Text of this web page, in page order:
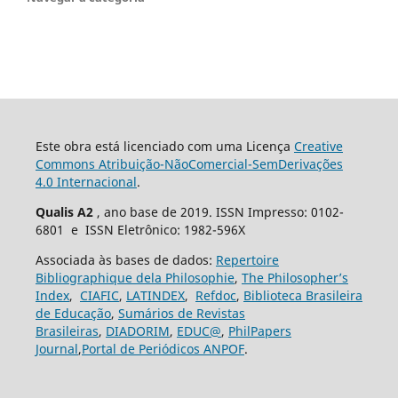
Este obra está licenciado com uma Licença Creative
Commons Atribuição-NãoComercial-SemDerivações
4.0 Internacional.
Qualis A2 , ano base de 2019. ISSN Impresso: 0102-
6801 e ISSN Eletrônico: 1982-596X
Associada às bases de dados: Repertoire
Bibliographique dela Philosophie, The Philosopher’s
Index, CIAFIC, LATINDEX, Refdoc, Biblioteca Brasileira
de Educação, Sumários de Revistas
Brasileiras, DIADORIM, EDUC@, PhilPapers
Journal,Portal de Periódicos ANPOF.